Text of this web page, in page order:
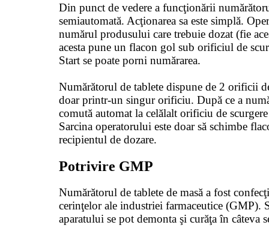
Din punct de vedere a funcţionării
semiautomată. Acţionarea sa este simplă.
numărul produsului care trebuie dozat (fie
acesta pune un flacon gol sub orificiul de
Start se poate porni numărarea.
Numărătorul de tablete dispune de 2 orificii
doar printr-un singur orificiu. După ce a
comută automat la celălalt orificiu de
Sarcina operatorului este doar să schimbe
recipientul de dozare.
Potrivire GMP
Numărătorul de tablete de masă a fost
cerinţelor ale industriei farmaceutice (GMP).
aparatului se pot demonta şi curăţa în câteva